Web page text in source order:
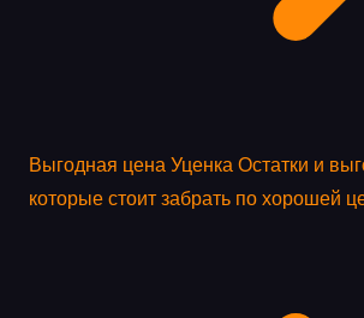
Выгодная цена Уценка Остатки и
которые стоит забрать по хорошей